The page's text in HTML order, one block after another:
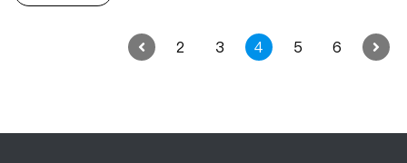
2 3 4 5 6